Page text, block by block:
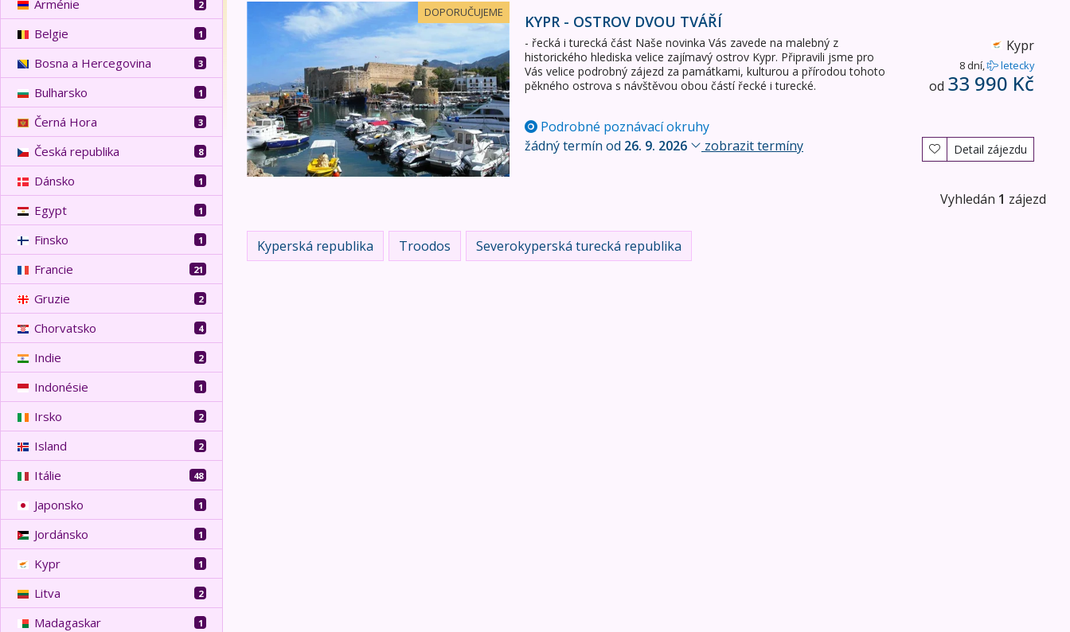
Arménie 2
Belgie 1
Bosna a Hercegovina 3
Bulharsko 1
Černá Hora 3
Česká republika 8
Dánsko 1
Egypt 1
Finsko 1
Francie 21
Gruzie 2
Chorvatsko 4
Indie 2
Indonésie 1
Irsko 2
Island 2
Itálie 48
Japonsko 1
Jordánsko 1
Kypr 1
Litva 2
Madagaskar 1
DOPORUČUJEME
Kypr - ostrov dvou tváří
KYPR - OSTROV DVOU TVÁŘÍ
- řecká i turecká část Naše novinka Vás zavede na malebný z
historického hlediska velice zajímavý ostrov Kypr. Připravili jsme pro
Vás velice podrobný zájezd za památkami, kulturou a přírodou tohoto
pěkného ostrova s návštěvou obou částí řecké i turecké.
Kypr
8 dní, letecky
od 33 990 Kč
Podrobné poznávací okruhy
žádný termín od 26. 9. 2026 zobrazit termíny Detail zájezdu
Vyhledán 1 zájezd
Kyperská republika Troodos Severokyperská turecká republika